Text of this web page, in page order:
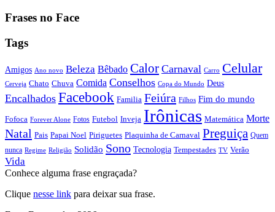
Frases no Face
Tags
Amigos Ano novo Beleza Bêbado Calor Carnaval Carro Celular
Cerveja Chato Chuva Comida Conselhos Copa do Mundo Deus
Encalhados Facebook Familia Feiúra Filhos Fim do mundo
Fofoca Forever Alone Fotos Futebol Inveja Irônicas Matemática Morte
Natal Pais Papai Noel Piriguetes Plaquinha de Carnaval Preguiça Quem
nunca Regime Religião Solidão Sono Tecnologia Tempestades TV Verão
Vida
Conhece alguma frase engraçada?
Clique nesse link para deixar sua frase.